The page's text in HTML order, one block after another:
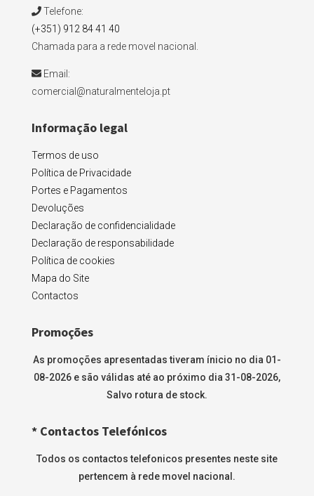
Telefone:
(+351) 912 84 41 40
Chamada para a rede movel nacional.
Email:
comercial@naturalmenteloja.pt
Informação legal
Termos de uso
Política de Privacidade
Portes e Pagamentos
Devoluções
Declaração de confidencialidade
Declaração de responsabilidade
Política de cookies
Mapa do Site
Contactos
Promoções
As promoções apresentadas tiveram ínicio no dia 01-
08-2026 e são válidas até ao próximo dia 31-08-2026,
Salvo rotura de stock.
* Contactos Telefónicos
Todos os contactos telefonicos presentes neste site
pertencem à rede movel nacional.